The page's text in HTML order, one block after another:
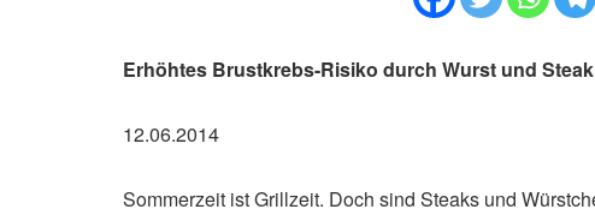
Erhöhtes Brustkrebs-Risiko durch Wurst und Steak
12.06.2014
Sommerzeit ist Grillzeit. Doch sind Steaks und